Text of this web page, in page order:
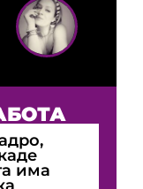
има